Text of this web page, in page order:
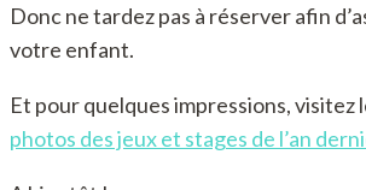
Donc ne tardez pas à réserver afin
votre enfant.
Et pour quelques impressions, visitez
photos des jeux et stages de l’an